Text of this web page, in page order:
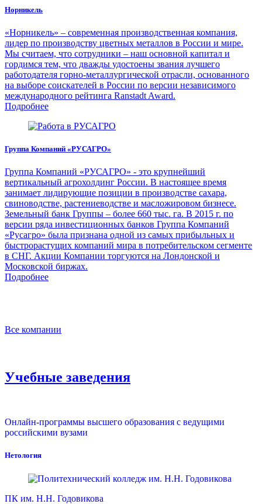
Норникель
«Норникель» – современная производственная компания,
лидер по производству цветных металлов в России и мире.
Мы считаем, что сотрудники – наш основной капитал и
гордимся тем, что дважды удостоены звания лучшего
работодателя горно-металлургической отрасли, основанного
на выборе соискателей в России по версии независимого
международного рейтинга Ranstadt Award.
Подробнее
Группа Компаний «РУСАГРО»
Группа Компаний «РУСАГРО» - это крупнейший
вертикальный агрохолдинг России. В настоящее время
занимает лидирующие позиции в производстве сахара,
свиноводстве, растениеводстве и масложировом бизнесе.
Земельный банк Группы – более 660 тыс. га. В 2015 г. по
версии ряда инвестиционных банков Группа Компаний
«Русагро» была признана одной из самых прибыльных и
быстрорастущих компаний мира в потребительском сегменте
в СНГ. Акции Компании торгуются на Лондонской и
Московской биржах.
Подробнее
Все компании
Учебные заведения
Онлайн-программы высшего образования с ведущими
российскими вузами
Нетология
ПК им. Н.Н. Годовикова